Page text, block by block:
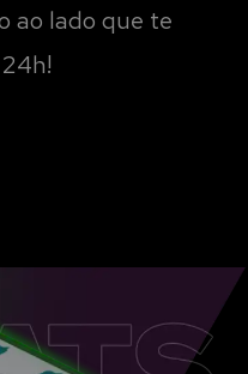
ao lado que te